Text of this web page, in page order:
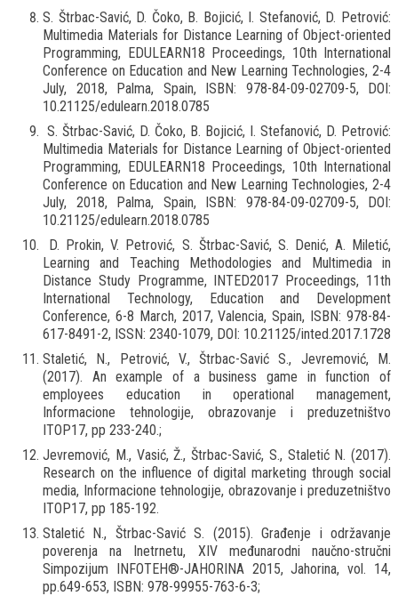
S. Štrbac-Savić, D. Čoko, B. Bojicić, I. Stefanović, D. Petrović:
Multimedia Materials for Distance Learning of Object-oriented
Programming, EDULEARN18 Proceedings, 10th International
Conference on Education and New Learning Technologies, 2-4
July, 2018, Palma, Spain, ISBN: 978-84-09-02709-5, DOI:
10.21125/edulearn.2018.0785
S. Štrbac-Savić, D. Čoko, B. Bojicić, I. Stefanović, D. Petrović:
Multimedia Materials for Distance Learning of Object-oriented
Programming, EDULEARN18 Proceedings, 10th International
Conference on Education and New Learning Technologies, 2-4
July, 2018, Palma, Spain, ISBN: 978-84-09-02709-5, DOI:
10.21125/edulearn.2018.0785
D. Prokin, V. Petrović, S. Štrbac-Savić, S. Denić, A. Miletić,
Learning and Teaching Methodologies and Multimedia in
Distance Study Programme, INTED2017 Proceedings, 11th
International Technology, Education and Development
Conference, 6-8 March, 2017, Valencia, Spain, ISBN: 978-84-
617-8491-2, ISSN: 2340-1079, DOI: 10.21125/inted.2017.1728
Staletić, N., Petrović, V., Štrbac-Savić S., Jevremović, M.
(2017). An example of a business game in function of
employees education in operational management,
Informacione tehnologije, obrazovanje i preduzetništvo
ITOP17, pp 233-240.;
Jevremović, M., Vasić, Ž., Štrbac-Savić, S., Staletić N. (2017).
Research on the influence of digital marketing through social
media, Informacione tehnologije, obrazovanje i preduzetništvo
ITOP17, pp 185-192.
Staletić N., Štrbac-Savić S. (2015). Građenje i održavanje
poverenja na Inetrnetu, XIV međunarodni naučno-stručni
Simpozijum INFOTEH®-JAHORINA 2015, Jahorina, vol. 14,
pp.649-653, ISBN: 978-99955-763-6-3;